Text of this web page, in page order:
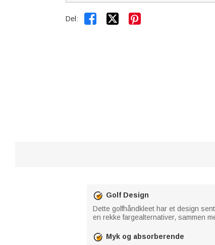
Del:  
Golf Design
Dette golfhåndkleet har et design
en rekke fargealternativer, sammen
Myk og absorberende